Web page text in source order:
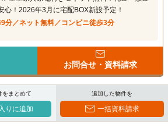
！2026年3月に宅配BOX新設予定！
分／ネット無料／コンビニ徒歩3分
お問合せ・資料請求
をまとめて
りに追加
追加した物件を
一括資料請求